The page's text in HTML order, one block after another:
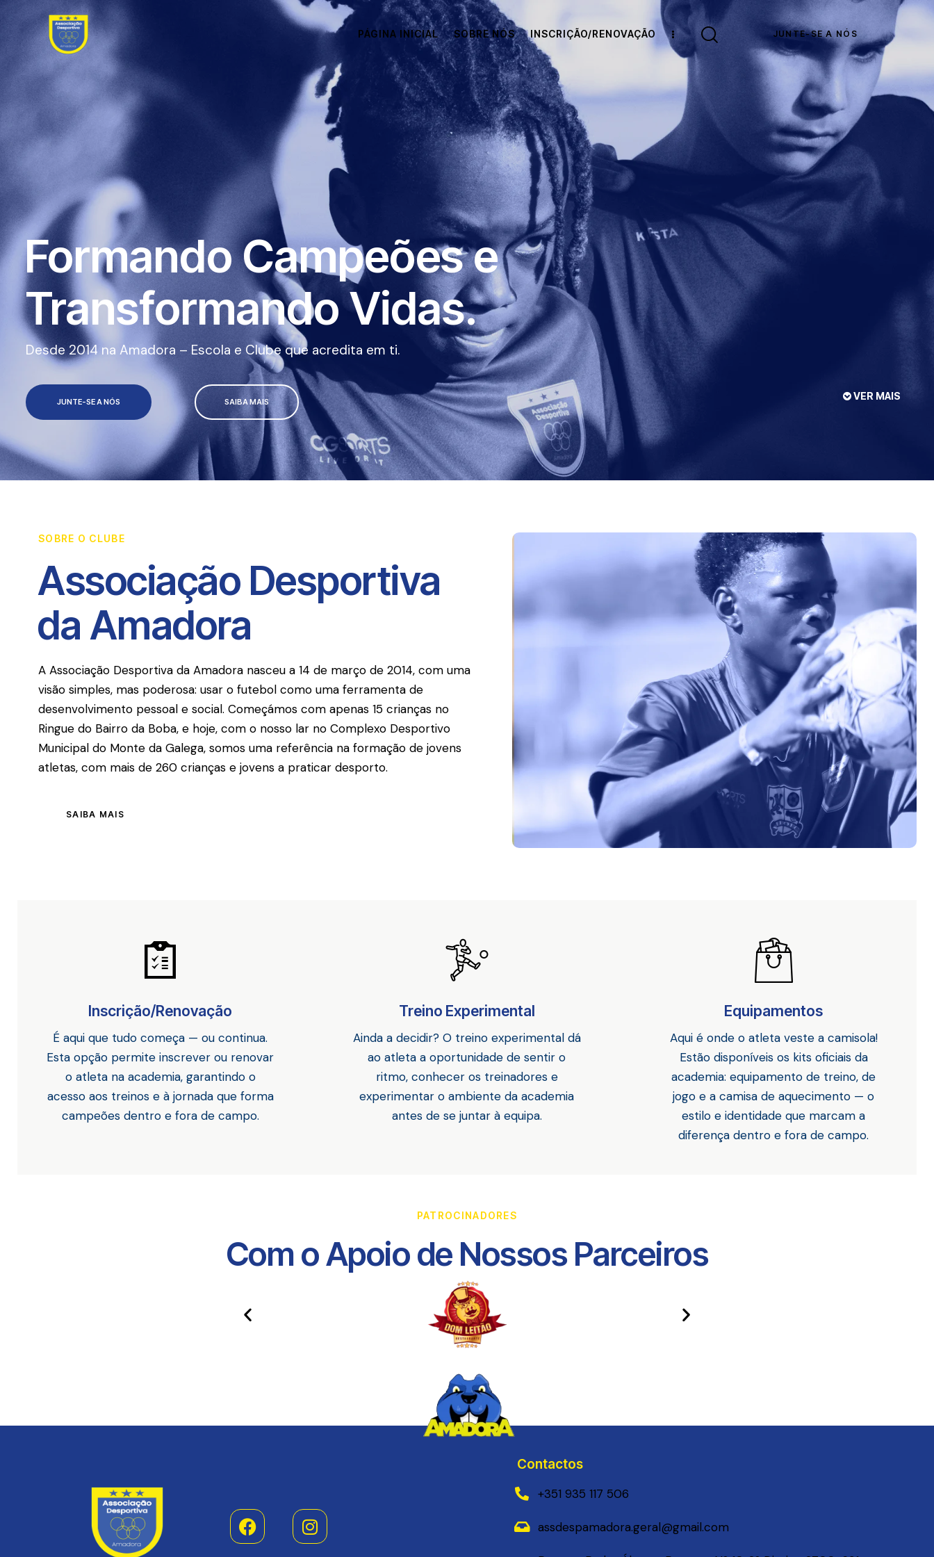
PÁGINA INICIAL SOBRE NÓS INSCRIÇÃO/RENOVAÇÃO JUNTE-SE A NÓS
VER MAIS
SAIBA MAIS
JUNTE-SE A NÓS
Desde 2014 na Amadora – Escola e Clube que acredita em ti.
Formando Campeões e
Transformando Vidas.
SOBRE O CLUBE
Associação Desportiva
da Amadora
A Associação Desportiva da Amadora nasceu a 14 de março de 2014, com uma
visão simples, mas poderosa: usar o futebol como uma ferramenta de
desenvolvimento pessoal e social. Começámos com apenas 15 crianças no
Ringue do Bairro da Boba, e hoje, com o nosso lar no Complexo Desportivo
Municipal do Monte da Galega, somos uma referência na formação de jovens
atletas, com mais de 260 crianças e jovens a praticar desporto.
SAIBA MAIS
Inscrição/Renovação
É aqui que tudo começa — ou continua.
Esta opção permite inscrever ou renovar
o atleta na academia, garantindo o
acesso aos treinos e à jornada que forma
campeões dentro e fora de campo.
Treino Experimental
Ainda a decidir? O treino experimental dá
ao atleta a oportunidade de sentir o
ritmo, conhecer os treinadores e
experimentar o ambiente da academia
antes de se juntar à equipa.
Equipamentos
Aqui é onde o atleta veste a camisola!
Estão disponíveis os kits oficiais da
academia: equipamento de treino, de
jogo e a camisa de aquecimento — o
estilo e identidade que marcam a
diferença dentro e fora de campo.
PATROCINADORES
Com o Apoio de Nossos Parceiros​
Contactos
+351 935 117 506
assdespamadora.geral@gmail.com